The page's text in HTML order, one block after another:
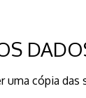
cópia